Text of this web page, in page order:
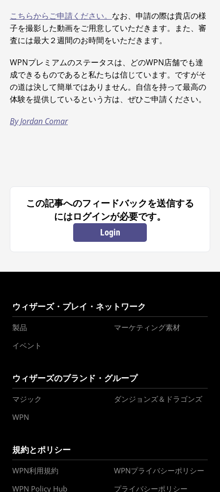
こちらからご申請ください。 なお、申請の際は貴店の様
子を撮影した動画をご用意していただきます。また、審
査には最大２週間のお時間をいただきます。
WPNプレミアムのステータスは、どのWPN店舗でも達
成できるものであると私たちは信じています。ですがそ
の道は決して簡単ではありません。自信を持って最高の
体験を提供しているという方は、ぜひご申請ください。
By Jordan Comar
この記事へのフィードバックを送信する
にはログインが必要です。
Login
ウィザーズ・プレイ・ネットワーク
製品
マーケティング素材
イベント
ウィザーズのブランド・グループ
マジック
ダンジョンズ＆ドラゴンズ
WPN
規約とポリシー
WPN利用規約
WPNプライバシーポリシー
WPN Policy Hub
プライバシーポリシー